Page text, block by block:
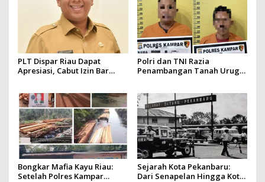
PLT Dispar Riau Dapat
Apresiasi, Cabut Izin Bar
Polri dan TNI Razia
Penambangan Tanah Urug,
Bongkar Mafia Kayu Riau:
Setelah Polres Kampar
Sejarah Kota Pekanbaru:
Dari Senapelan Hingga Kota